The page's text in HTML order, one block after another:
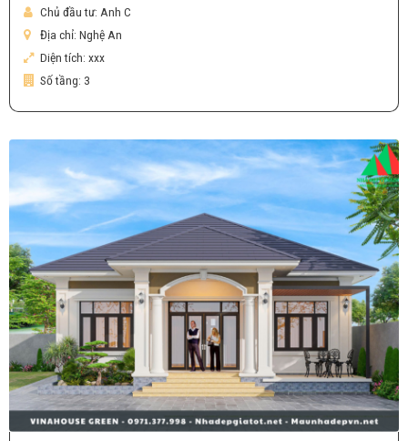
Chủ đầu tư: Anh C
Địa chỉ: Nghệ An
Diện tích: xxx
Số tầng: 3